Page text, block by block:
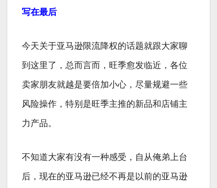
写在最后
今天关于亚马逊限流降权的话题就跟大家聊
到这里了，总而言而，旺季愈发临近，各位
卖家朋友就越是要倍加小心，尽量规避一些
风险操作，特别是旺季主推的新品和店铺主
力产品。
不知道大家有没有一种感受，自从俺弟上台
后，现在的亚马逊已经不再是以前的亚马逊